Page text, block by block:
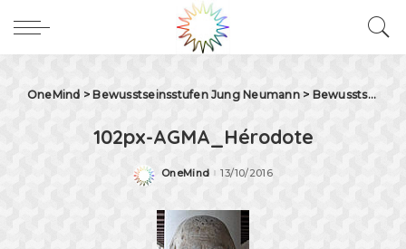
OneMind > Bewusstseinsstufen Jung Neumann> Bewusstseinsentwicklung bei C.G.Jung / E.Neumann
102px-AGMA_Hérodote
Posted
OneMind 13/10/2016